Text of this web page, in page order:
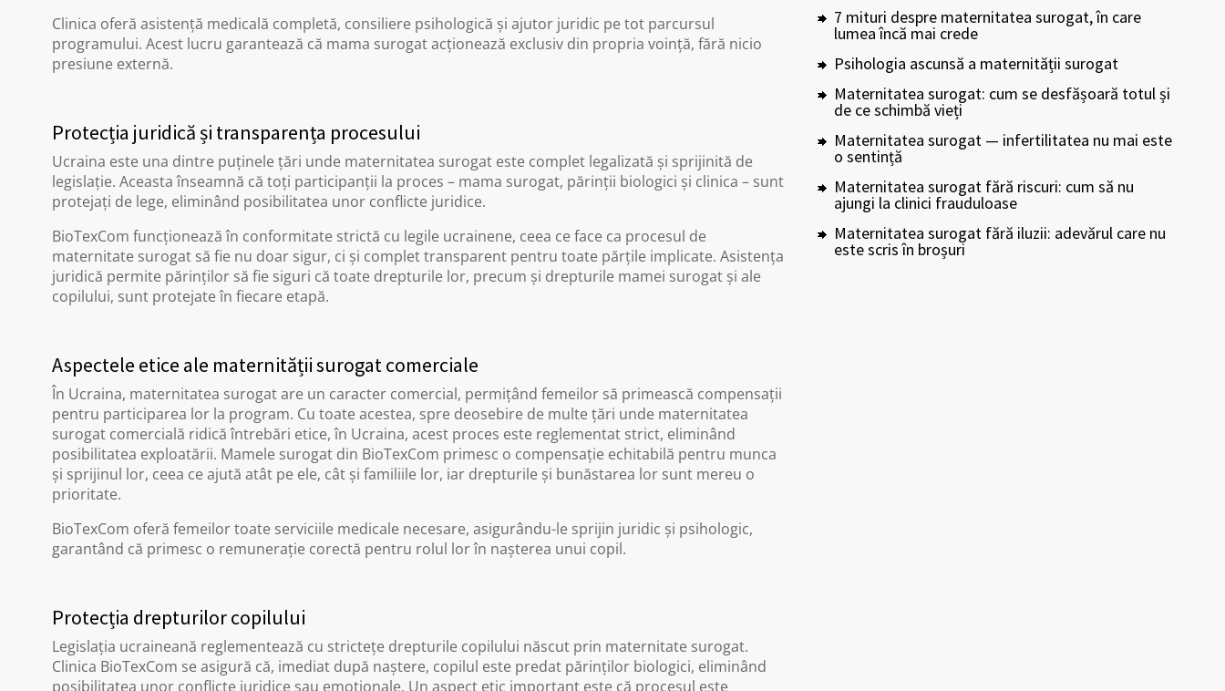
Clinica oferă asistență medicală completă, consiliere psihologică și ajutor juridic pe tot parcursul
programului. Acest lucru garantează că mama surogat acționează exclusiv din propria voință, fără nicio
presiune externă.
Protecția juridică și transparența procesului
Ucraina este una dintre puținele țări unde maternitatea surogat este complet legalizată și sprijinită de
legislație. Aceasta înseamnă că toți participanții la proces – mama surogat, părinții biologici și clinica – sunt
protejați de lege, eliminând posibilitatea unor conflicte juridice.
BioTexCom funcționează în conformitate strictă cu legile ucrainene, ceea ce face ca procesul de
maternitate surogat să fie nu doar sigur, ci și complet transparent pentru toate părțile implicate. Asistența
juridică permite părinților să fie siguri că toate drepturile lor, precum și drepturile mamei surogat și ale
copilului, sunt protejate în fiecare etapă.
Aspectele etice ale maternității surogat comerciale
În Ucraina, maternitatea surogat are un caracter comercial, permițând femeilor să primească compensații
pentru participarea lor la program. Cu toate acestea, spre deosebire de multe țări unde maternitatea
surogat comercială ridică întrebări etice, în Ucraina, acest proces este reglementat strict, eliminând
posibilitatea exploatării. Mamele surogat din BioTexCom primesc o compensație echitabilă pentru munca
și sprijinul lor, ceea ce ajută atât pe ele, cât și familiile lor, iar drepturile și bunăstarea lor sunt mereu o
prioritate.
BioTexCom oferă femeilor toate serviciile medicale necesare, asigurându-le sprijin juridic și psihologic,
garantând că primesc o remunerație corectă pentru rolul lor în nașterea unui copil.
Protecția drepturilor copilului
Legislația ucraineană reglementează cu strictețe drepturile copilului născut prin maternitate surogat.
Clinica BioTexCom se asigură că, imediat după naștere, copilul este predat părinților biologici, eliminând
posibilitatea unor conflicte juridice sau emoționale. Un aspect etic important este că procesul este
7 mituri despre maternitatea surogat, în care
lumea încă mai crede
Psihologia ascunsă a maternității surogat
Maternitatea surogat: cum se desfășoară totul și
de ce schimbă vieți
Maternitatea surogat — infertilitatea nu mai este
o sentință
Maternitatea surogat fără riscuri: cum să nu
ajungi la clinici frauduloase
Maternitatea surogat fără iluzii: adevărul care nu
este scris în broșuri